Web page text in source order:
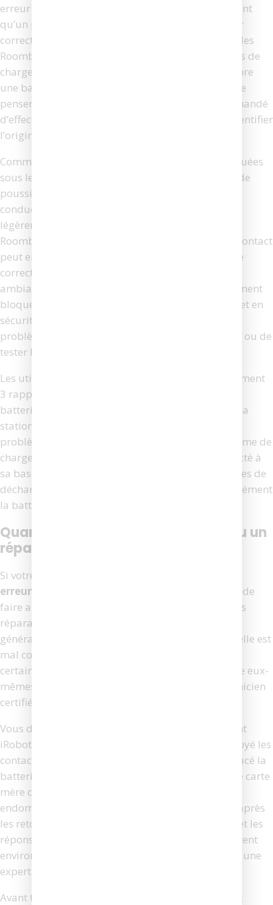
erreur de chargement 3 », cela signifie généralement
qu’un problème empêche la batterie de se charger
correctement. Cette alerte, fréquente sur les modèles
Roomba, peut avoir plusieurs causes : des contacts de
charge obstrués, une batterie défectueuse ou encore
une base de chargement mal positionnée. Avant de
penser au remplacement des pièces, il est recommandé
d’effectuer quelques vérifications simples pour identifier
l’origine du dysfonctionnement.
Commencez par inspecter les bornes de charge situées
sous le robot et sur la base d’accueil. Des résidus de
poussière ou d’oxydation peuvent nuire à la
conductivité. Nettoyez-les avec un chiffon sec ou
légèrement humidifié. Vérifiez également que le
Roomba est bien aligné sur sa base : un mauvais contact
peut empêcher la charge, même si le robot semble
correctement posé. Selon iRobot, une température
ambiante trop basse (inférieure à 5°C) peut également
bloquer la charge, car la batterie lithium-ion se met en
sécurité. Si aucune de ces vérifications ne résout le
problème, il peut être utile de réinitialiser le robot ou de
tester la tension de la batterie avec un multimètre.
Les utilisateurs ayant rencontré l’erreur de chargement
3 rapportent souvent que le remplacement de la
batterie (environ 40 à 80 € selon le modèle) ou de la
station d’accueil peut résoudre définitivement le
problème. Pour prolonger la durée de vie du système de
charge, il est conseillé de laisser le Roomba connecté à
sa base lorsqu’il n’est pas utilisé et d’éviter les cycles de
décharge complète fréquents, qui usent prématurément
la batterie.
Quand contacter le service client ou un
réparateur spécialisé
Si votre aspirateur intelligent affiche une
erreur de chargement 3
, il est parfois préférable de
faire appel à un professionnel au lieu de tenter des
réparations hasardeuses. Cette erreur indique
généralement un problème lié à la batterie – soit elle est
mal connectée, soit elle est en fin de vie. Bien que
certains utilisateurs puissent remplacer la batterie eux-
mêmes, dans certains cas, l’intervention d’un technicien
certifié s’avère plus sécurisante et durable.
Vous devriez envisager de contacter le service client
iRobot ou un réparateur agréé si, après avoir nettoyé les
contacts de charge, réinitialisé l’appareil et remplacé la
batterie, le message d’erreur persiste. En effet, une carte
mère défectueuse ou un circuit de charge interne
endommagé peut être à l’origine du problème. D’après
les retours utilisateurs sur les forums spécialisés et les
réponses du support officiel, ces pannes représentent
environ 20 % des cas liés à l’erreur 3 et nécessitent une
expertise technique approfondie.
Avant toute démarche, vérifiez si votre Roomba est